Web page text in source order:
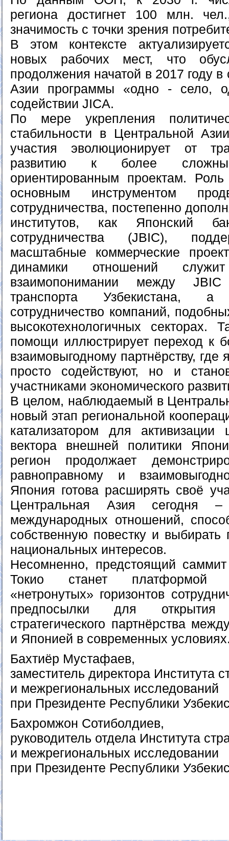
региона достигнет 100 млн.
значимость с точки зрения
В этом контексте
новых рабочих мест, что
продолжения начатой в 2017 году
Азии программы «одно - село,
содействии JICA.
По мере укрепления
стабильности в Центральной
участия эволюционирует от
развитию к более
ориентированным проектам.
основным инструментом
сотрудничества, постепенно
институтов, как Японский
сотрудничества (JBIC),
масштабные коммерческие
динамики отношений
взаимопонимании между
транспорта Узбекистана,
сотрудничество компаний,
высокотехнологичных секторах.
помощи иллюстрирует переход к
взаимовыгодному партнёрству, где
просто содействуют, но и
участниками экономического
В целом, наблюдаемый в
новый этап региональной
катализатором для активизации
вектора внешней политики
регион продолжает
равноправному и
Япония готова расширять своё
Центральная Азия сегодня –
международных отношений,
собственную повестку и выбирать
национальных интересов.
Несомненно, предстоящий
Токио станет платформой
«нетронутых» горизонтов
предпосылки для
стратегического партнёрства
и Японией в современных
Бахтиёр Мустафаев,
заместитель директора Института
и межрегиональных исследований
при Президенте Республики
Бахромжон Сотиболдиев,
руководитель отдела Института
и межрегиональных исследовании
при Президенте Республики